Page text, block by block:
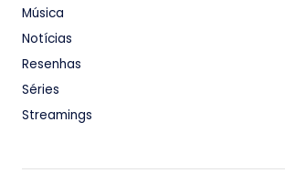
Música
Notícias
Resenhas
Séries
Streamings